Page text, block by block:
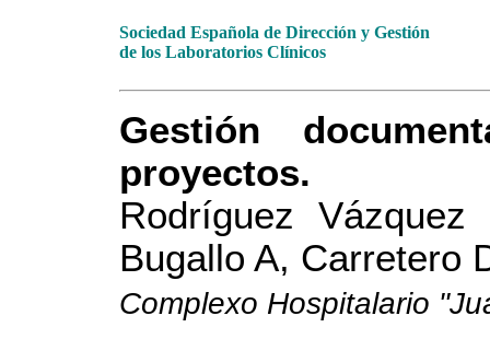
Sociedad Española de Dirección y Gestión
de los Laboratorios Clínicos
Gestión
proyectos.
Rodríguez
Bugallo A, Carretero
Complexo Hospitalario